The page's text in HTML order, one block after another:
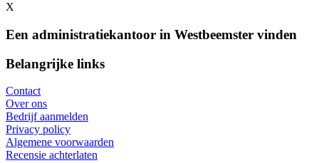
X
Een administratiekantoor in Westbeemster vinden
Belangrijke links
Contact
Over ons
Bedrijf aanmelden
Privacy policy
Algemene voorwaarden
Recensie achterlaten